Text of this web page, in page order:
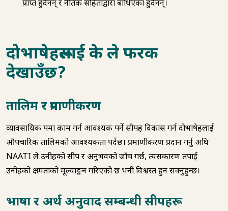
प्राप्त हुदैनन् र नैतिक संहिताद्वारा बाँधिएका हुदैनन्।
दोभाषेहरूलाई के ले फरक
देखाउँछ?
तालिम र प्रमाणीकरण
व्यावसायिक रूपमा काम गर्न आवश्यक पर्ने सीपहरू विकास गर्न दोभाषेहरूलाई
औपचारिक तालिमको आवश्यकता पर्दछ। प्रमाणीकरण प्रदान गर्नु अघि
NAATI ले उनीहरूको सीप र अनुभवको जाँच गर्छ, त्यसकारण तपाईं
उनीहरूको क्षमताको मूल्याङ्कन गरिएको छ भनी विश्वस्त हुन सक्नुहुन्छ।
भाषा र अर्थ अनुवाद सम्बन्धी सीपहरू